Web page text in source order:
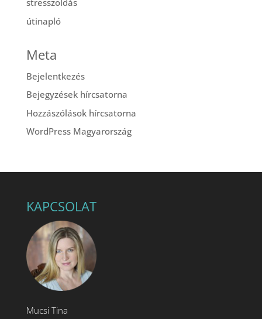
stresszoldás
útinapló
Meta
Bejelentkezés
Bejegyzések hírcsatorna
Hozzászólások hírcsatorna
WordPress Magyarország
KAPCSOLAT
Mucsi Tina